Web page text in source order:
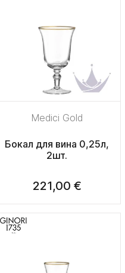
Medici Gold
Бокал для вина 0,25л,
2шт.
221,00 €